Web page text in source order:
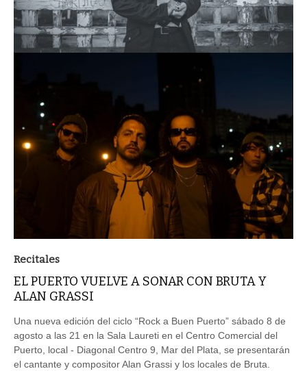
Recitales
EL PUERTO VUELVE A SONAR CON BRUTA Y
ALAN GRASSI
Una nueva edición del ciclo “Rock a Buen Puerto” sábado 8 de
agosto a las 21 en la Sala Laureti en el Centro Comercial del
Puerto, local - Diagonal Centro 9, Mar del Plata, se presentarán
el cantante y compositor Alan Grassi y los locales de Bruta.